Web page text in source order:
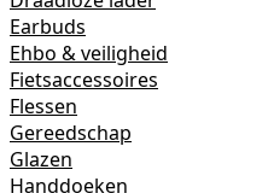
Earbuds
Ehbo & veiligheid
Fietsaccessoires
Flessen
Gereedschap
Glazen
Handdoeken